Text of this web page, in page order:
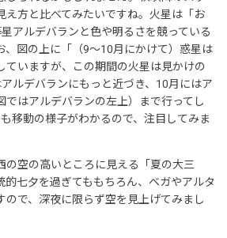
え方と比べてみたいですね。火星は「お
アルデバランと色や明るさを競っている
、図の上に「（9～10月にかけて）惑星は
ていますが、この期間の火星は見かけの
ルデバランにもっと近づき、10月にはア
ではアルデバランの左上）まで行ってし
移動の様子がわかるので、注目してみま
の空の高いところに見える「夏の大三
的七夕を過ぎてももちろん、ベガやアルタ
ので、深夜に限らず空を見上げてみまし